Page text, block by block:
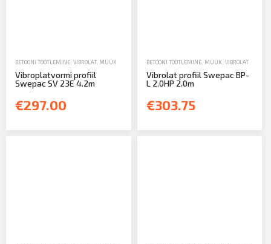
BETOONI TÖÖTLEMINE VIBROLAT, MÜÜK
Vibroplatvormi profiil
Swepac SV 23E 4.2m
€297.00
BETOONI TÖÖTLEMINE, MÜÜK VIBROLAT
Vibrolat profiil Swepac BP-
L 2.0HP 2.0m
€303.75